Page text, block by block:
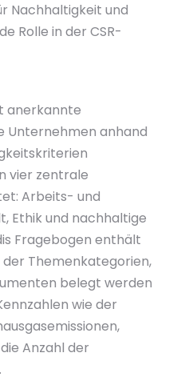
Nachhaltigkeit und
Rolle in der CSR-
anerkannte
Unternehmen anhand
vier zentrale
Arbeits- und
Ethik und nachhaltige
Fragebogen enthält
Themenkategorien,
belegt werden
wie der
Anzahl der